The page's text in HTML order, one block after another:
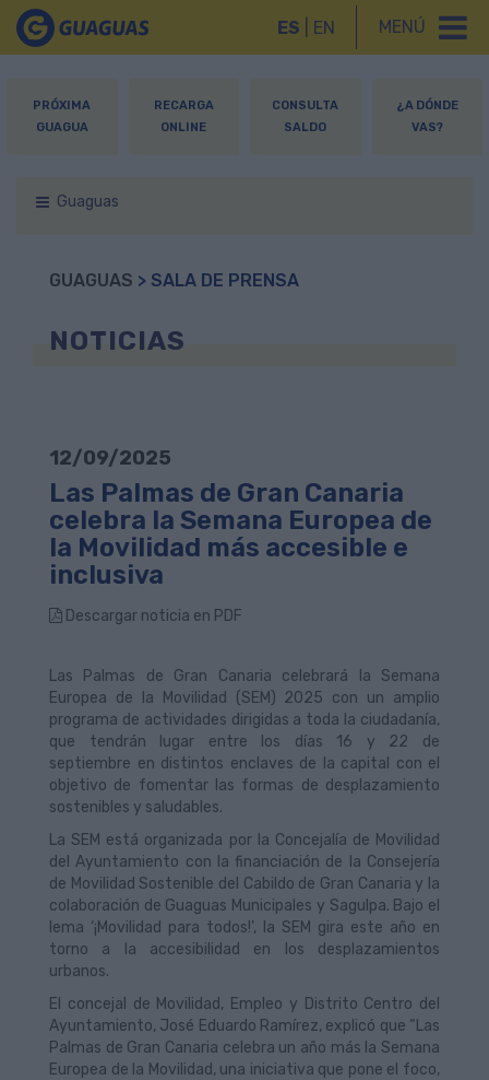
MENÚ
ES EN
PRÓXIMA
GUAGUA
RECARGA
ONLINE
CONSULTA
SALDO
¿A DÓNDE
VAS?
Guaguas
GUAGUAS > SALA DE PRENSA
NOTICIAS
12/09/2025
Las Palmas de Gran Canaria
celebra la Semana Europea de
la Movilidad más accesible e
inclusiva
Descargar noticia en PDF
Las Palmas de Gran Canaria celebrará la Semana
Europea de la Movilidad (SEM) 2025 con un amplio
programa de actividades dirigidas a toda la ciudadanía,
que tendrán lugar entre los días 16 y 22 de
septiembre en distintos enclaves de la capital con el
objetivo de fomentar las formas de desplazamiento
sostenibles y saludables.
La SEM está organizada por la Concejalía de Movilidad
del Ayuntamiento con la financiación de la Consejería
de Movilidad Sostenible del Cabildo de Gran Canaria y la
colaboración de Guaguas Municipales y Sagulpa. Bajo el
lema ‘¡Movilidad para todos!’, la SEM gira este año en
torno a la accesibilidad en los desplazamientos
urbanos.
El concejal de Movilidad, Empleo y Distrito Centro del
Ayuntamiento, José Eduardo Ramírez, explicó que “Las
Palmas de Gran Canaria celebra un año más la Semana
Europea de la Movilidad, una iniciativa que pone el foco,